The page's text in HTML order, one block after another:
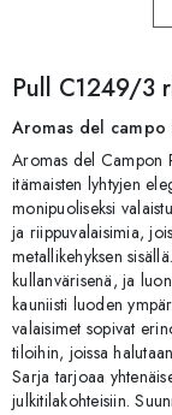
Pull C1249/3
Aromas del campo
Aromas del Campon
itämaisten lyhtyjen
monipuoliseksi
ja riippuvalaisimia,
metallikehyksen
kullanvärisenä, ja
kauniisti luoden
valaisimet sopivat
tiloihin, joissa
Sarja tarjoaa
julkitilakohteisiin.